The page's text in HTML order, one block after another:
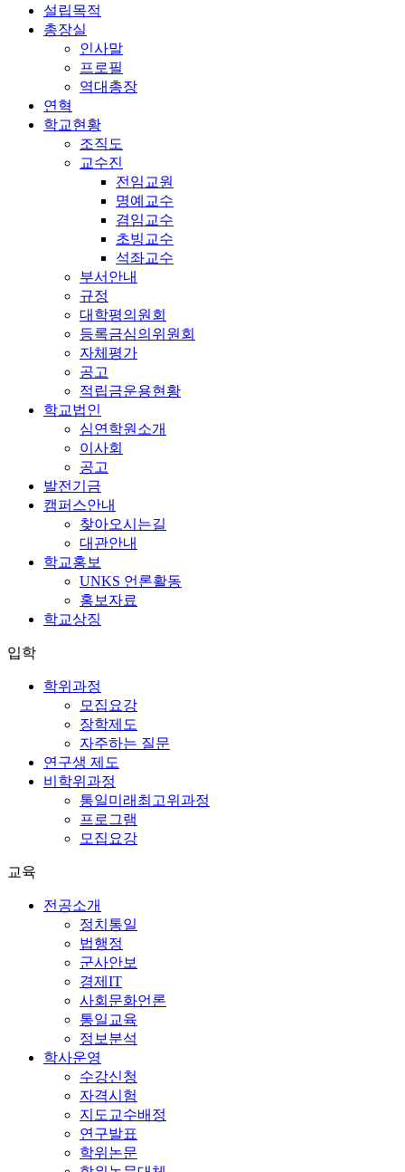
설립목적
총장실
인사말
프로필
역대총장
연혁
학교현황
조직도
교수진
전임교원
명예교수
겸임교수
초빙교수
석좌교수
부서안내
규정
대학평의원회
등록금심의위원회
자체평가
공고
적립금운용현황
학교법인
심연학원소개
이사회
공고
발전기금
캠퍼스안내
찾아오시는길
대관안내
학교홍보
UNKS 언론활동
홍보자료
학교상징
입학
학위과정
모집요강
장학제도
자주하는 질문
연구생 제도
비학위과정
통일미래최고위과정
프로그램
모집요강
교육
전공소개
정치통일
법행정
군사안보
경제IT
사회문화언론
통일교육
정보분석
학사운영
수강신청
자격시험
지도교수배정
연구발표
학위논문